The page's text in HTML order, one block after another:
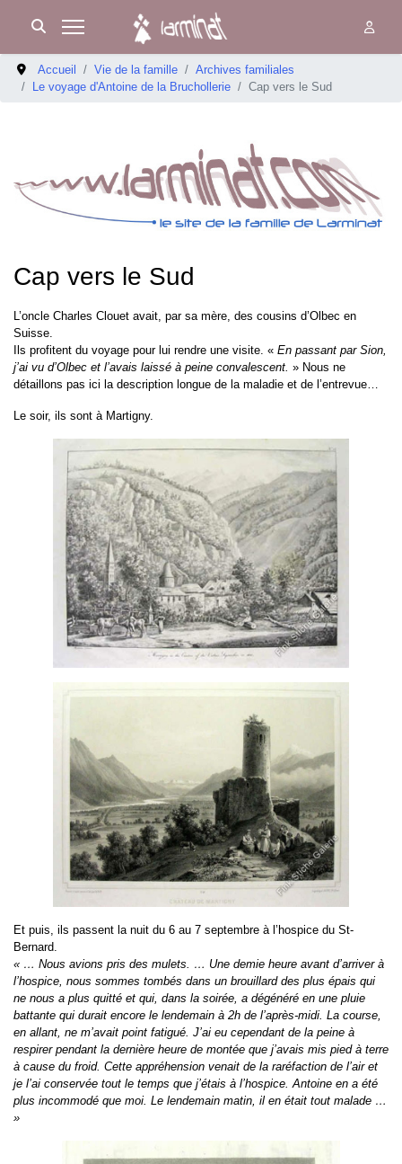
Accueil Vie de la famille
Archives familiales
Le voyage d'Antoine de la Bruchollerie
Cap vers le Sud
Cap vers le Sud
L’oncle Charles Clouet avait, par sa mère, des cousins d’Olbec en
Suisse.
Ils profitent du voyage pour lui rendre une visite. « En passant par Sion,
j’ai vu d’Olbec et l’avais laissé à peine convalescent. » Nous ne
détaillons pas ici la description longue de la maladie et de l’entrevue…
Le soir, ils sont à Martigny.
Et puis, ils passent la nuit du 6 au 7 septembre à l’hospice du St-
Bernard.
« … Nous avions pris des mulets. … Une demie heure avant d’arriver à
l’hospice, nous sommes tombés dans un brouillard des plus épais qui
ne nous a plus quitté et qui, dans la soirée, a dégénéré en une pluie
battante qui durait encore le lendemain à 2h de l’après-midi. La course,
en allant, ne m’avait point fatigué. J’ai eu cependant de la peine à
respirer pendant la dernière heure de montée que j’avais mis pied à terre
à cause du froid. Cette appréhension venait de la raréfaction de l’air et
je l’ai conservée tout le temps que j’étais à l’hospice. Antoine en a été
plus incommodé que moi. Le lendemain matin, il en était tout malade …
»